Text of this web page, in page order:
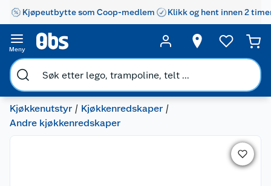
Kjøpeutbytte som Coop-medlem Klikk og hent innen 2
Meny
Kjøkkenutstyr
Kjøkkenredskaper
Andre kjøkkenredskaper